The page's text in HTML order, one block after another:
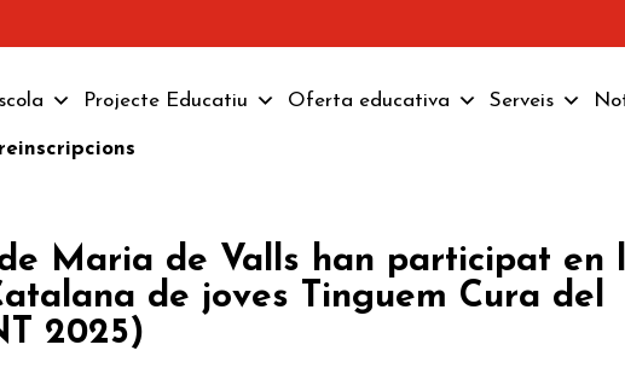
Projecte Educatiu Oferta educativa Serveis
Maria de Valls han participat en
de joves Tinguem Cura del
2025)